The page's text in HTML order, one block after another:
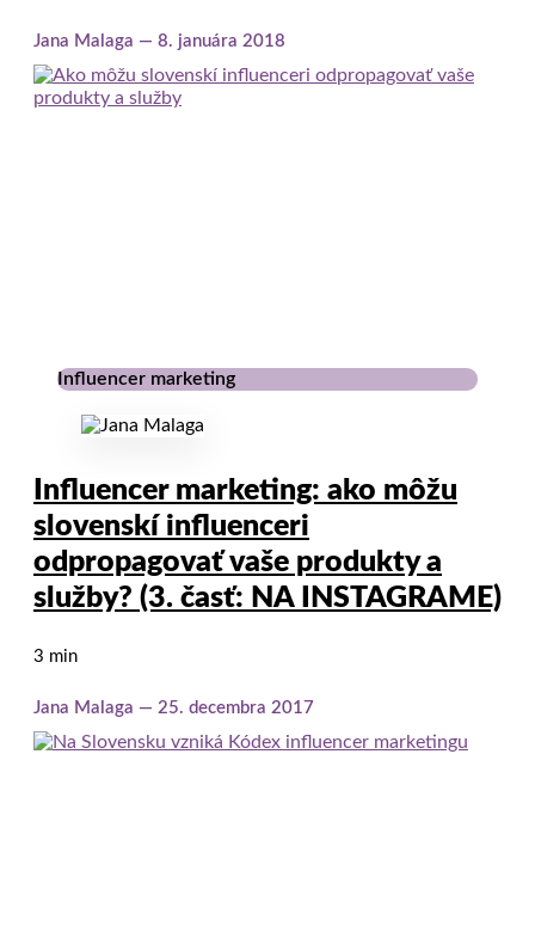
Jana Malaga 8. januára 2018
Influencer marketing
Influencer marketing: ako môžu
slovenskí influenceri
odpropagovať vaše produkty a
služby? (3. časť: NA INSTAGRAME)
3 min
Jana Malaga 25. decembra 2017